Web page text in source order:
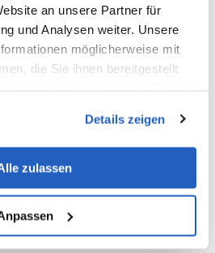
an unsere Partner für
und Analysen weiter. Unsere
möglicherweise mit
die Sie ihnen bereitgestellt
Details zeigen
zulassen
Termine
Anwendung, um die
für Mitarbeiter in
Zentren zu